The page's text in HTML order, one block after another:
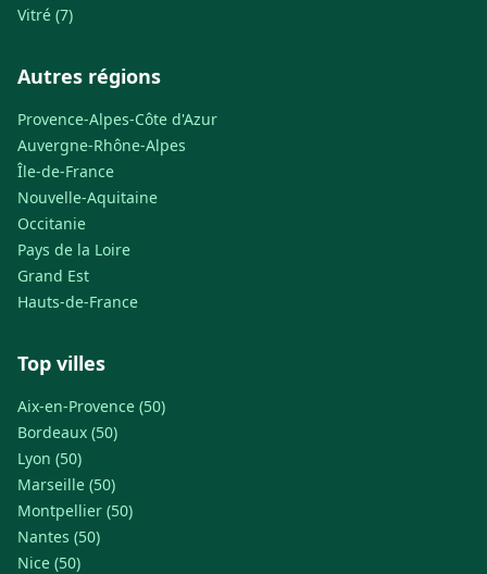
Vitré (7)
Autres régions
Provence-Alpes-Côte d'Azur
Auvergne-Rhône-Alpes
Île-de-France
Nouvelle-Aquitaine
Occitanie
Pays de la Loire
Grand Est
Hauts-de-France
Top villes
Aix-en-Provence (50)
Bordeaux (50)
Lyon (50)
Marseille (50)
Montpellier (50)
Nantes (50)
Nice (50)